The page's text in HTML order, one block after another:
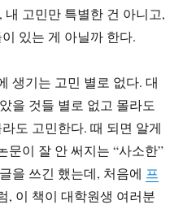
고민만 특별한 건 아니고,
있는 게 아닐까 한다.
생기는 고민 별로 없다. 대
을 것들 별로 없고 몰라도
도 고민한다. 때 되면 알게
문이 잘 안 써지는 “사소한”
을 쓰긴 했는데, 처음에 프
, 이 책이 대학원생 여러분